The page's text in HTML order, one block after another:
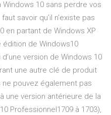
Windows 10 sans perdre vos
savoir qu’il n’existe pas
en partant de Windows XP
édition de Windows10
version de Windows 10
une autre clé de produit
ne pouvez également pas
une version antérieure de la
Professionnel1709 à 1703),